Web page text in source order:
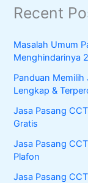
r
f
o
r
:
Recent
Masalah Umum
Menghindarinya
Panduan
Lengkap &
Jasa Pasang
Gratis
Jasa Pasang
Plafon
Jasa Pasang